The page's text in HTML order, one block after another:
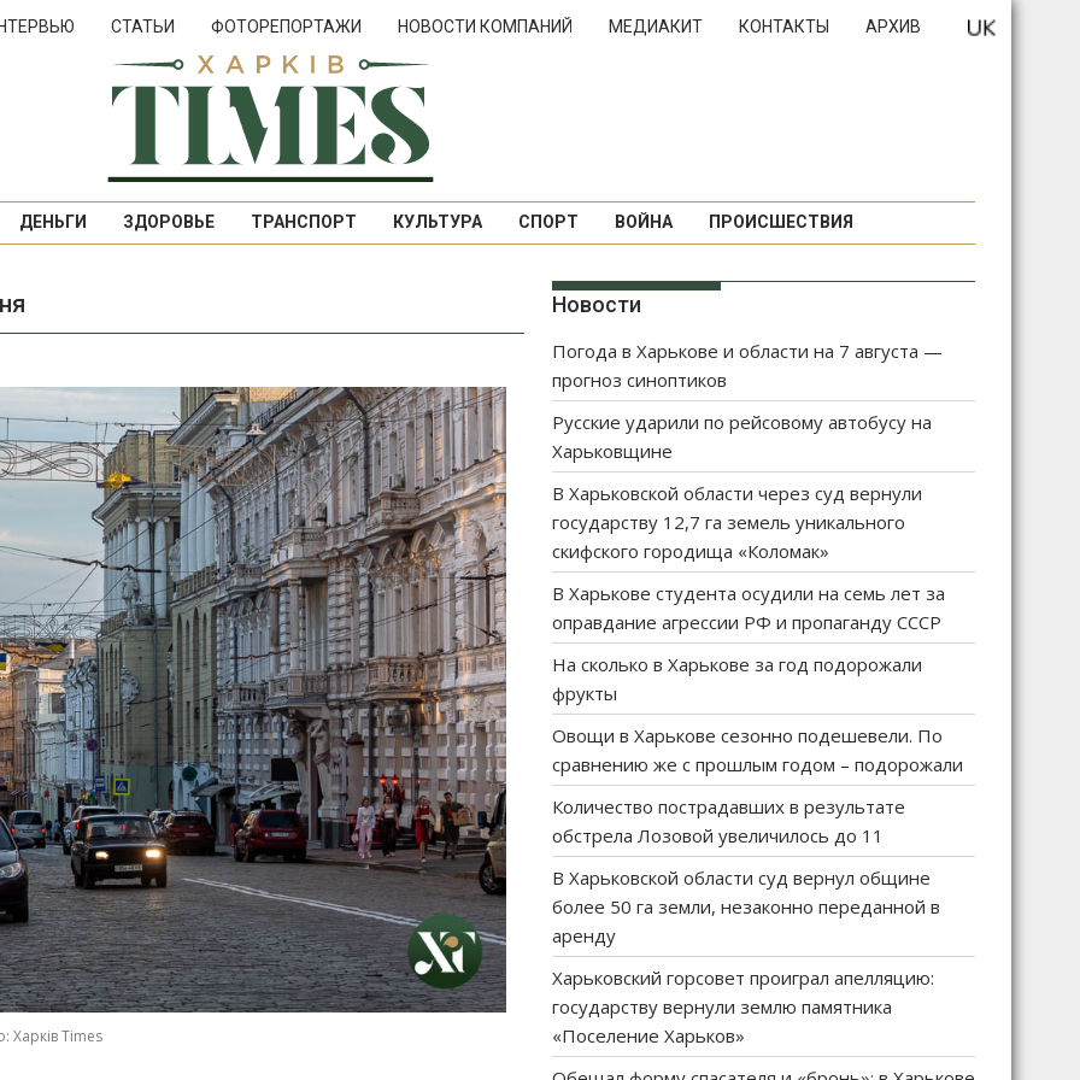
СТАТЬИ ФОТОРЕПОРТАЖИ НОВОСТИ КОМПАНИЙ МЕДИАКИТ КОНТАКТЫ АРХИВ
ДЕНЬГИ ЗДОРОВЬЕ ТРАНСПОРТ КУЛЬТУРА СПОРТ ВОЙНА ПРОИСШЕСТВИЯ
Харків Times
Новости
Погода в Харькове и области на 7 августа —
прогноз синоптиков
Русские ударили по рейсовому автобусу на
Харьковщине
В Харьковской области через суд вернули
государству 12,7 га земель уникального
скифского городища «Коломак»
В Харькове студента осудили на семь лет за
оправдание агрессии РФ и пропаганду СССР
На сколько в Харькове за год подорожали
фрукты
Овощи в Харькове сезонно подешевели. По
сравнению же с прошлым годом – подорожали
Количество пострадавших в результате
обстрела Лозовой увеличилось до 11
В Харьковской области суд вернул общине
более 50 га земли, незаконно переданной в
аренду
Харьковский горсовет проиграл апелляцию:
государству вернули землю памятника
«Поселение Харьков»